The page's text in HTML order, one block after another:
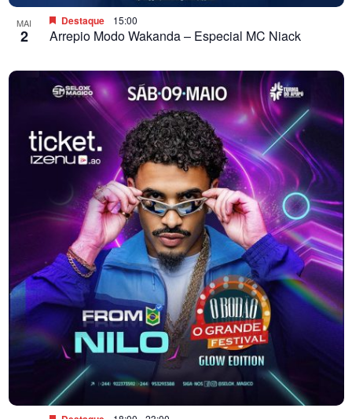
MAI
2
Destaque 15:00
Arrepio Modo Wakanda – Especial MC Niack